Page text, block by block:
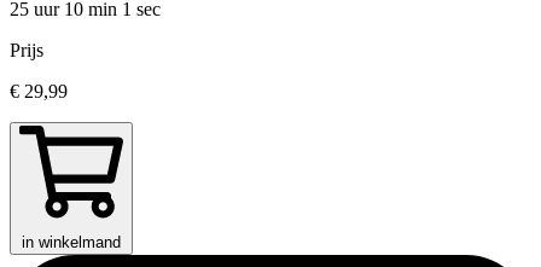
25 uur 10 min 1 sec
Prijs
€ 29,99
in winkelmand